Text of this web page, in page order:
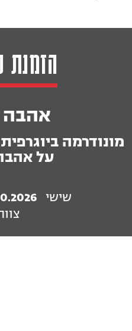
הזמנת
אהבה
מונודרמה
על
שישי